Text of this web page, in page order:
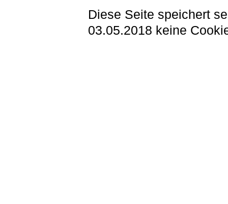
Diese Seite speichert
03.05.2018 keine